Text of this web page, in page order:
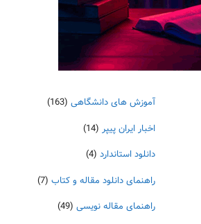
آموزش های دانشگاهی (163)
اخبار ایران پیپر (14)
دانلود استاندارد (4)
راهنمای دانلود مقاله و کتاب (7)
راهنمای مقاله نویسی (49)